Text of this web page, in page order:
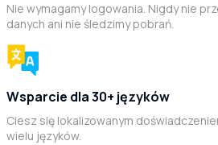
Nie wymagamy logowania. Nigdy nie
danych ani nie śledzimy pobrań.
Wsparcie dla 30+ języków
Ciesz się lokalizowanym
wielu języków.